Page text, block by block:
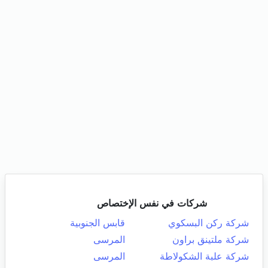
شركات في نفس الإختصاص
شركة ركن البسكوي
قابس الجنوبية
شركة ملتينق براون
المرسى
شركة علبة الشكولاطة
المرسى